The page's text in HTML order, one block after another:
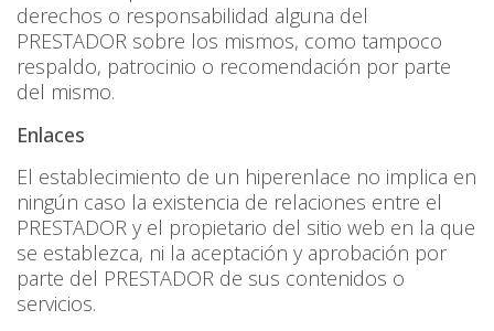
derechos o responsabilidad alguna del
PRESTADOR sobre los mismos, como tampoco
respaldo, patrocinio o recomendación por parte
del mismo.
Enlaces
El establecimiento de un hiperenlace no implica en
ningún caso la existencia de relaciones entre el
PRESTADOR y el propietario del sitio web en la que
se establezca, ni la aceptación y aprobación por
parte del PRESTADOR de sus contenidos o
servicios.